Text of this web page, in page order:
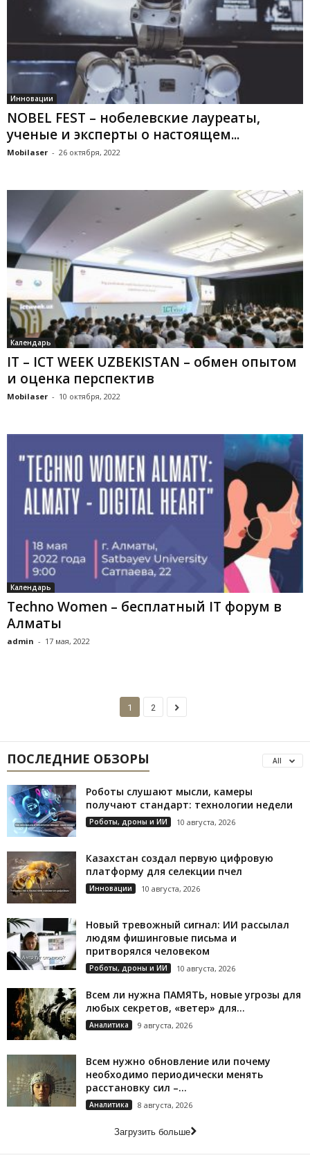
Инновации
NOBEL FEST – нобелевские лауреаты,
ученые и эксперты о настоящем...
Mobilaser - 26 октября, 2022
Календарь
IT – ICT WEEK UZBEKISTAN – обмен опытом
и оценка перспектив
Mobilaser - 10 октября, 2022
Календарь
Techno Women – бесплатный IT форум в
Алматы
admin - 17 мая, 2022
1 2
ПОСЛЕДНИЕ ОБЗОРЫ All
Роботы слушают мысли, камеры
получают стандарт: технологии недели
Роботы, дроны и ИИ 10 августа, 2026
Казахстан создал первую цифровую
платформу для селекции пчел
Инновации 10 августа, 2026
Новый тревожный сигнал: ИИ рассылал
людям фишинговые письма и
притворялся человеком
Роботы, дроны и ИИ 10 августа, 2026
Всем ли нужна ПАМЯТЬ, новые угрозы для
любых секретов, «ветер» для...
Аналитика 9 августа, 2026
Всем нужно обновление или почему
необходимо периодически менять
расстановку сил –...
Аналитика 8 августа, 2026
Загрузить больше